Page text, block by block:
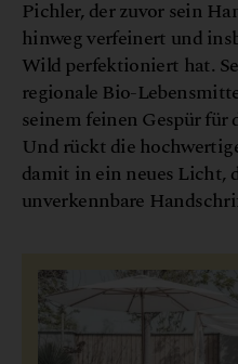
Pichler, der zuvor sein
hinweg verfeinert und
Wild perfektioniert hat.
regionale Bio-
seinem feinen Gespür
Und rückt die
damit in ein neues Licht,
unverkennbare